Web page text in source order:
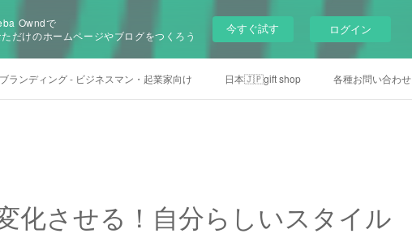
Owndで
だけのホームページやブログをつくろう
今すぐ試す ログイン
ランディング - ビジネスマン・起業家向け 日本🇯🇵gift shop 各種お問い合わせ
化させる！自分らしいスタイル